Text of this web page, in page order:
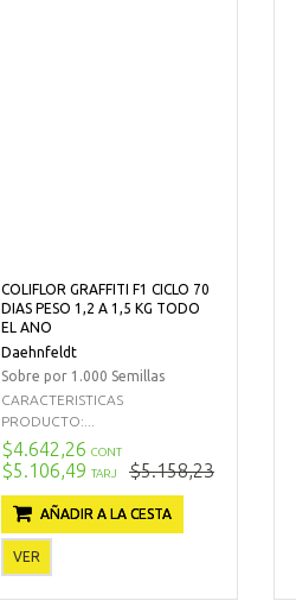
COLIFLOR GRAFFITI F1 CICLO 70
DIAS PESO 1,2 A 1,5 KG TODO
EL ANO
Daehnfeldt
Sobre por 1.000 Semillas
CARACTERISTICAS
PRODUCTO:...
$4.642,26 CONT
$5.106,49 TARJ $5.158,23
AÑADIR A LA CESTA
VER